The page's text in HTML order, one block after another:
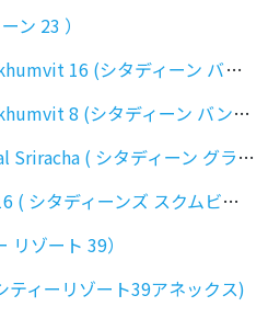
ン 23 ）
タディーン バンコク スクンビット16)
タディーン バンコク スクンビット8)
タディーン グランド セントラル シラチャ )
タディーンズ スクムビット )
ゾート 39）
ィーリゾート39アネックス)